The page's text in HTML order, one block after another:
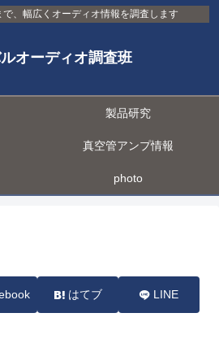
、幅広くオーディオ情報を調査します
オーディオ調査班
製品研究
真空管アンプ情報
photo
はてブ LINE